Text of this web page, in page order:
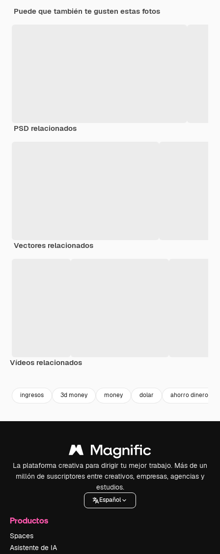
Puede que también te gusten estas fotos
PSD relacionados
Vectores relacionados
Vídeos relacionados
ingresos 3d money money dolar ahorro dinero
La plataforma creativa para dirigir tu mejor trabajo. Más de un
millón de suscriptores entre creativos, empresas, agencias y
estudios.
Español
Productos
Spaces
Asistente de IA